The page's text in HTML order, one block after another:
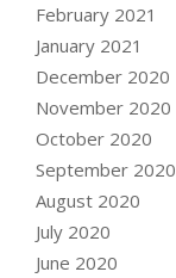
February 2021
January 2021
December 2020
November 2020
October 2020
September 2020
August 2020
July 2020
June 2020